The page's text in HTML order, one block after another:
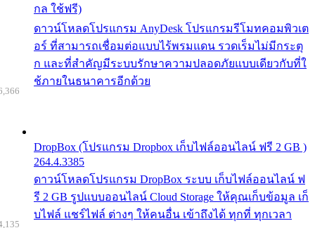
กล ใช้ฟรี)
ดาวน์โหลดโปรแกรม AnyDesk โปรแกรมรีโมทคอมพิวเต
อร์ ที่สามารถเชื่อมต่อแบบไร้พรมแดน รวดเร็มไม่มีกระตุ
ก และที่สำคัญมีระบบรักษาความปลอดภัยแบบเดียวกับที่ใ
ช้ภายในธนาคารอีกด้วย
DropBox (โปรแกรม Dropbox เก็บไฟล์ออนไลน์ ฟรี 2 GB )
264.4.3385
ดาวน์โหลดโปรแกรม DropBox ระบบ เก็บไฟล์ออนไลน์ ฟ
รี 2 GB รูปแบบออนไลน์ Cloud Storage ให้คุณเก็บข้อมูล เก็
บไฟล์ แชร์ไฟล์ ต่างๆ ให้คนอื่น เข้าถึงได้ ทุกที่ ทุกเวลา